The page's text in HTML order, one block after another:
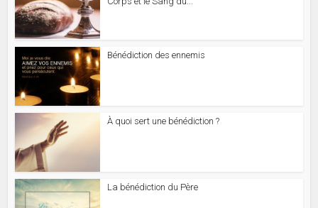
Bénédiction des ennemis
À quoi sert une bénédiction ?
La bénédiction du Père